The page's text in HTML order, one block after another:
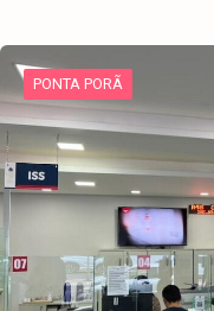
PONTA PORÃ